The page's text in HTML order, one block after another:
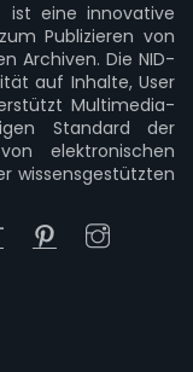
ist eine innovative
Publizieren von
Archiven. Die NID-
auf Inhalte, User
Multimedia-
Standard der
elektronischen
wissensgestützten